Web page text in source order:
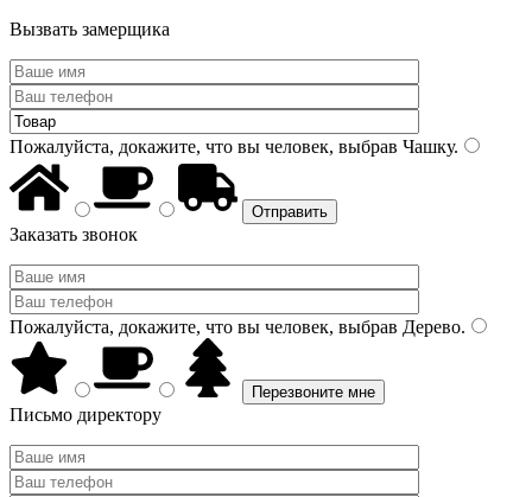
Вызвать замерщика
Пожалуйста, докажите, что вы человек, выбрав Чашку.
Заказать звонок
Пожалуйста, докажите, что вы человек, выбрав Дерево.
Письмо директору